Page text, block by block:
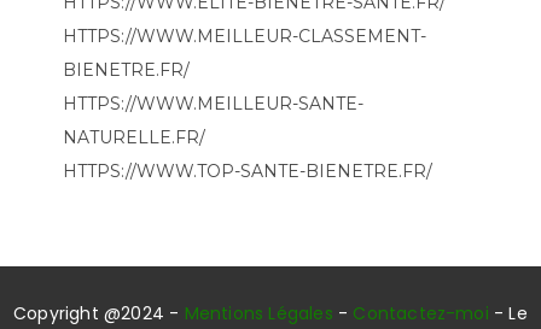
HTTPS://WWW.MEILLEUR-CLASSEMENT-
BIENETRE.FR/
HTTPS://WWW.MEILLEUR-SANTE-
NATURELLE.FR/
HTTPS://WWW.TOP-SANTE-BIENETRE.FR/
Copyright @2024 - Mentions Légales - Contactez-moi - Le